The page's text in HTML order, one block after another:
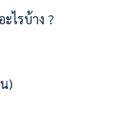
ไรบ้าง ?
)